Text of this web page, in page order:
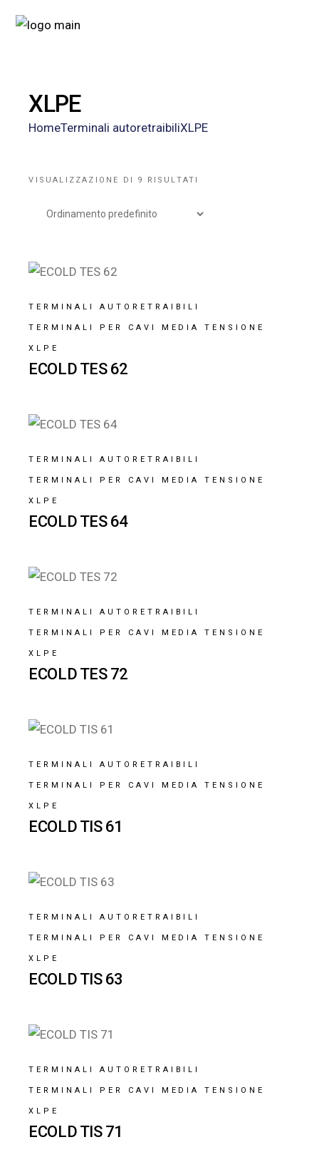
XLPE
HomeTerminali autoretraibiliXLPE
VISUALIZZAZIONE DI 9 RISULTATI
TERMINALI AUTORETRAIBILI
TERMINALI PER CAVI MEDIA TENSIONE
XLPE
ECOLD TES 62
TERMINALI AUTORETRAIBILI
TERMINALI PER CAVI MEDIA TENSIONE
XLPE
ECOLD TES 64
TERMINALI AUTORETRAIBILI
TERMINALI PER CAVI MEDIA TENSIONE
XLPE
ECOLD TES 72
TERMINALI AUTORETRAIBILI
TERMINALI PER CAVI MEDIA TENSIONE
XLPE
ECOLD TIS 61
TERMINALI AUTORETRAIBILI
TERMINALI PER CAVI MEDIA TENSIONE
XLPE
ECOLD TIS 63
TERMINALI AUTORETRAIBILI
TERMINALI PER CAVI MEDIA TENSIONE
XLPE
ECOLD TIS 71